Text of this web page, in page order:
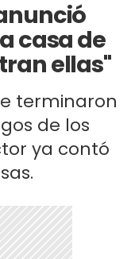
casa de
ellas"
terminaron
de los
ya contó